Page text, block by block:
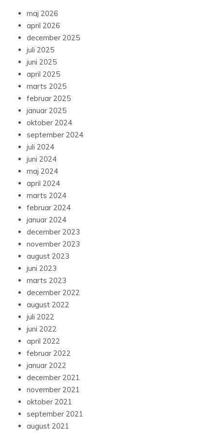
maj 2026
april 2026
december 2025
juli 2025
juni 2025
april 2025
marts 2025
februar 2025
januar 2025
oktober 2024
september 2024
juli 2024
juni 2024
maj 2024
april 2024
marts 2024
februar 2024
januar 2024
december 2023
november 2023
august 2023
juni 2023
marts 2023
december 2022
august 2022
juli 2022
juni 2022
april 2022
februar 2022
januar 2022
december 2021
november 2021
oktober 2021
september 2021
august 2021